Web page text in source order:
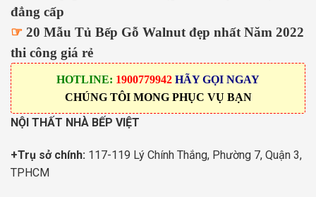
đẳng cấp
☞ 20 Mẫu Tủ Bếp Gỗ Walnut đẹp nhất Năm 2022
thi công giá rẻ
HOTLINE: 1900779942 HÃY GỌI NGAY
CHÚNG TÔI MONG PHỤC VỤ BẠN
NỘI THẤT NHÀ BẾP VIỆT
+Trụ sở chính: 117-119 Lý Chính Thắng, Phường 7, Quận 3,
TPHCM